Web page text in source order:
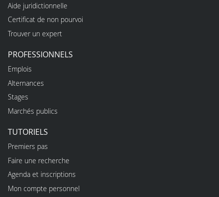
Aide juridictionnelle
Certificat de non pourvoi
Trouver un expert
PROFESSIONNELS
Emplois
Alternances
Stages
Marchés publics
TUTORIELS
Premiers pas
Faire une recherche
Agenda et inscriptions
Mon compte personnel